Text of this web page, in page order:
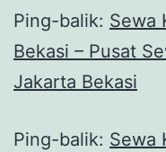
Ping-balik: Sewa
Bekasi – Pusat
Jakarta Bekasi
Ping-balik: Sewa